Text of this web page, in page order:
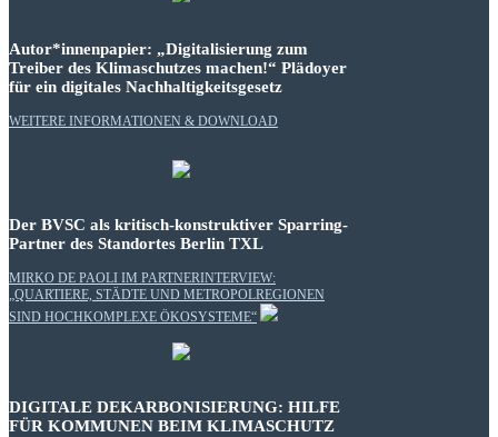
Autor*innenpapier: „Digitalisierung zum
Treiber des Klimaschutzes machen!“ Plädoyer
für ein digitales Nachhaltigkeitsgesetz
WEITERE INFORMATIONEN & DOWNLOAD
Der BVSC als kritisch-konstruktiver Sparring-
Partner des Standortes Berlin TXL
MIRKO DE PAOLI IM PARTNERINTERVIEW:
„QUARTIERE, STÄDTE UND METROPOLREGIONEN
SIND HOCHKOMPLEXE ÖKOSYSTEME“
DIGITALE DEKARBONISIERUNG: HILFE
FÜR KOMMUNEN BEIM KLIMASCHUTZ